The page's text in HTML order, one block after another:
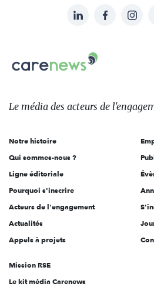
sur:
LinkedInFacebook
Carenews,
Le
des
l'engagement
Le média des acteurs de
Notre histoire
Qui sommes-nous ?
Ligne éditoriale
Pourquoi s'inscrire
Acteurs de l'engagement
Actualités
Appels à projets
Mission RSE
Le kit média Carenews